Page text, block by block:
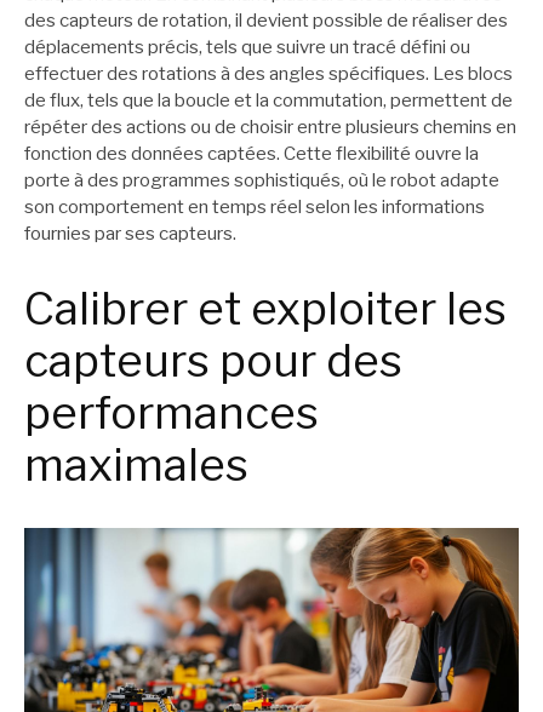
des capteurs de rotation, il devient possible de réaliser des
déplacements précis, tels que suivre un tracé défini ou
effectuer des rotations à des angles spécifiques. Les blocs
de flux, tels que la boucle et la commutation, permettent de
répéter des actions ou de choisir entre plusieurs chemins en
fonction des données captées. Cette flexibilité ouvre la
porte à des programmes sophistiqués, où le robot adapte
son comportement en temps réel selon les informations
fournies par ses capteurs.
Calibrer et exploiter les
capteurs pour des
performances
maximales